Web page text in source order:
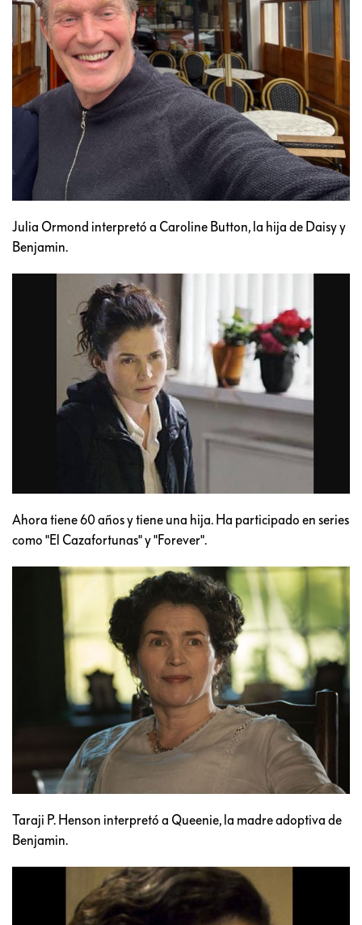
Julia Ormond interpretó a Caroline Button, la hija de Daisy y
Benjamin.
Ahora tiene 60 años y tiene una hija. Ha participado en series
como "El Cazafortunas" y "Forever".
Taraji P. Henson interpretó a Queenie, la madre adoptiva de
Benjamin.